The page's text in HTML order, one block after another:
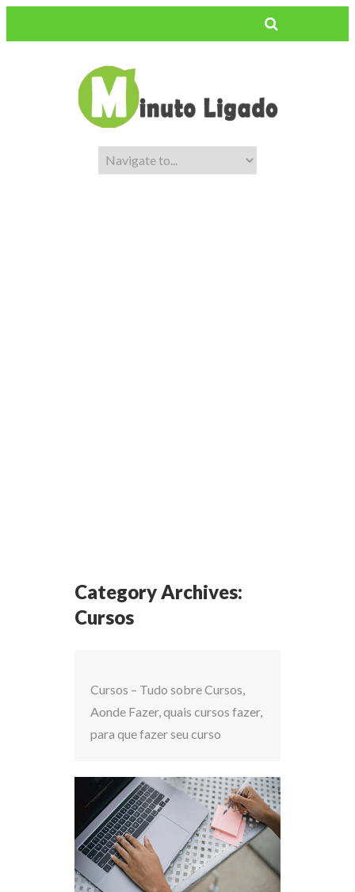
Category Archives:
Cursos
Cursos – Tudo sobre Cursos,
Aonde Fazer, quais cursos fazer,
para que fazer seu curso